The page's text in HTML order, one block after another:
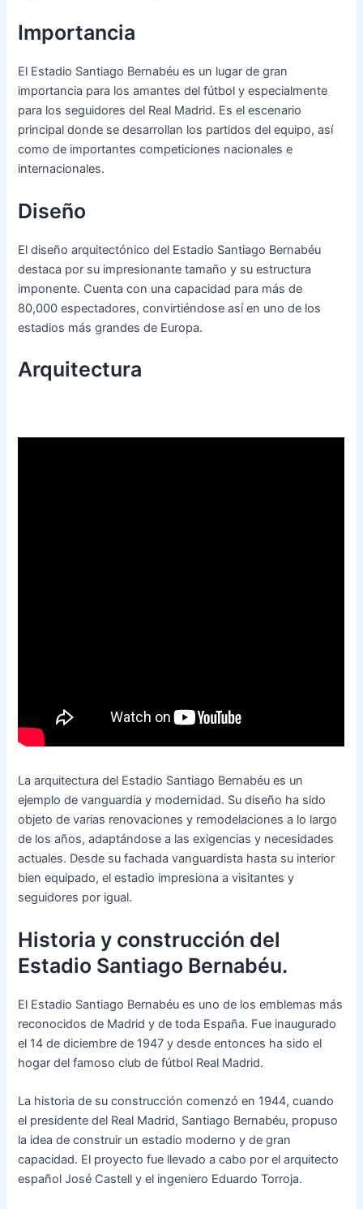
Importancia
El Estadio Santiago Bernabéu es un lugar de gran
importancia para los amantes del fútbol y especialmente
para los seguidores del Real Madrid. Es el escenario
principal donde se desarrollan los partidos del equipo, así
como de importantes competiciones nacionales e
internacionales.
Diseño
El diseño arquitectónico del Estadio Santiago Bernabéu
destaca por su impresionante tamaño y su estructura
imponente. Cuenta con una capacidad para más de
80,000 espectadores, convirtiéndose así en uno de los
estadios más grandes de Europa.
Arquitectura
La arquitectura del Estadio Santiago Bernabéu es un
ejemplo de vanguardia y modernidad. Su diseño ha sido
objeto de varias renovaciones y remodelaciones a lo largo
de los años, adaptándose a las exigencias y necesidades
actuales. Desde su fachada vanguardista hasta su interior
bien equipado, el estadio impresiona a visitantes y
seguidores por igual.
Historia y construcción del
Estadio Santiago Bernabéu.
El Estadio Santiago Bernabéu es uno de los emblemas más
reconocidos de Madrid y de toda España. Fue inaugurado
el 14 de diciembre de 1947 y desde entonces ha sido el
hogar del famoso club de fútbol Real Madrid.
La historia de su construcción comenzó en 1944, cuando
el presidente del Real Madrid, Santiago Bernabéu, propuso
la idea de construir un estadio moderno y de gran
capacidad. El proyecto fue llevado a cabo por el arquitecto
español José Castell y el ingeniero Eduardo Torroja.